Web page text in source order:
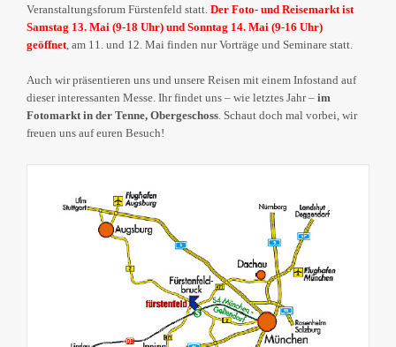
Veranstaltungsforum Fürstenfeld statt. Der Foto- und Reisemarkt ist
Samstag 13. Mai (9-18 Uhr) und Sonntag 14. Mai (9-16 Uhr)
geöffnet, am 11. und 12. Mai finden nur Vorträge und Seminare statt.
Auch wir präsentieren uns und unsere Reisen mit einem Infostand auf
dieser interessanten Messe. Ihr findet uns – wie letztes Jahr – im
Fotomarkt in der Tenne, Obergeschoss. Schaut doch mal vorbei, wir
freuen uns auf euren Besuch!